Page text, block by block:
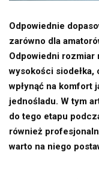
Odpowiednie
zarówno dla
Odpowiedni rozmiar
wysokości
wpłynąć na komfort
jednośladu. W tym
do tego etapu
również
warto na niego